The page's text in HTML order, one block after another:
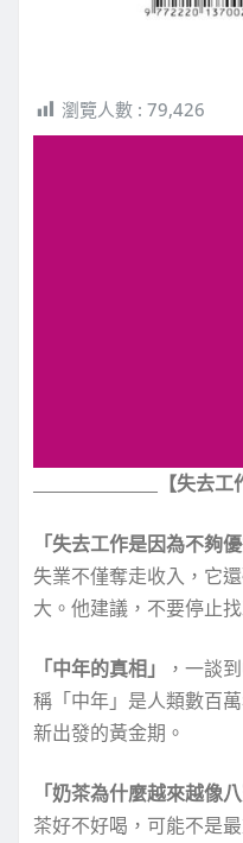
瀏覽人數 : 79,426
【失去工
「失去工作是因為不夠優
失業不僅奪走收入，它
大。他建議，不要停止
「中年的真相」
，一談
稱「中年」是人類數百
新出發的黃金期。
「奶茶為什麼越來越像八
茶好不好喝，可能不是